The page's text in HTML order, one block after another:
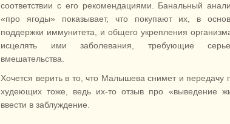
соответствии с его рекомендациями. Банальный
«про ягоды» показывает, что покупают их, в
поддержки иммунитета, и общего укрепления
исцелять ими заболевания, требующие
вмешательства.
Хочется верить в то, что Малышева снимет и передачу
худеющих тоже, ведь их-то отзыв про «выведение
ввести в заблуждение.